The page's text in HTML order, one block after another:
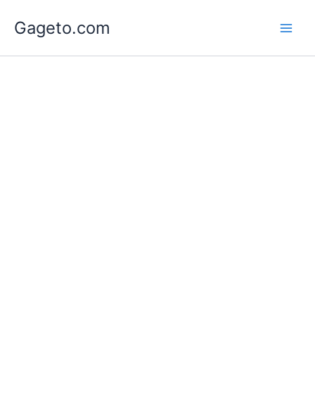
Gageto.com